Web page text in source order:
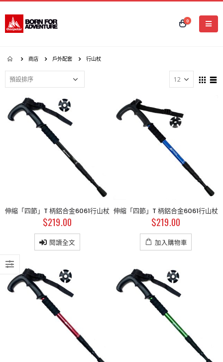
0
商店 戶外配套 行山杖
伸縮「四節」T 柄鋁合金6061行山杖
$219.00
閱讀全文
伸縮「四節」T 柄鋁合金6061行山杖
$219.00
加入購物車